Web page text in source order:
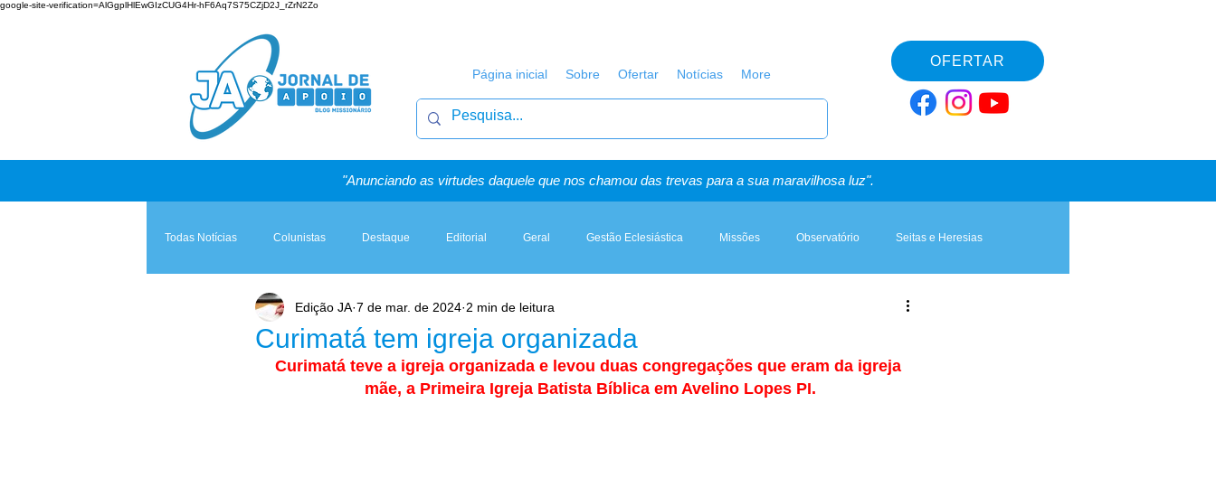
google-site-verification=AlGgplHlEwGIzCUG4Hr-hF6Aq7S75CZjD2J_rZrN2Zo
Página inicial Sobre Ofertar Notícias More
OFERTAR
"Anunciando as virtudes daquele que nos chamou das trevas para a sua maravilhosa luz".
Todas Notícias Colunistas Destaque Editorial Geral Gestão Eclesiástica Missões Observatório Seitas e Heresias
Teologia & Prática A Igreja e a Lei Artigos, Sermões & Esboços
Curimatá tem igreja organizada
Edição JA 7 de mar. de 2024 2 min de leitura
Curimatá teve a igreja organizada e levou duas congregações que eram da igreja
mãe, a Primeira Igreja Batista Bíblica em Avelino Lopes PI.